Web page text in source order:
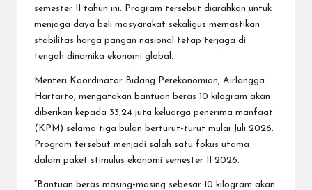
semester II tahun ini. Program tersebut diarahkan untuk
menjaga daya beli masyarakat sekaligus memastikan
stabilitas harga pangan nasional tetap terjaga di
tengah dinamika ekonomi global.
Menteri Koordinator Bidang Perekonomian, Airlangga
Hartarto, mengatakan bantuan beras 10 kilogram akan
diberikan kepada 33,24 juta keluarga penerima manfaat
(KPM) selama tiga bulan berturut-turut mulai Juli 2026.
Program tersebut menjadi salah satu fokus utama
dalam paket stimulus ekonomi semester II 2026.
“Bantuan beras masing-masing sebesar 10 kilogram akan